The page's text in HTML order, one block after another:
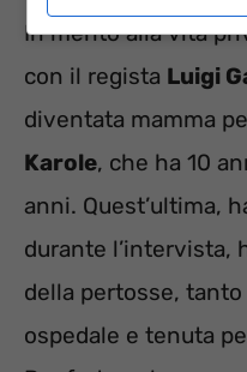
In merito alla vita
con il regista Luigi
diventata mamma
Karole, che ha 10
anni. Quest’ultima,
durante l’intervista,
della pertosse,
ospedale e tenuta